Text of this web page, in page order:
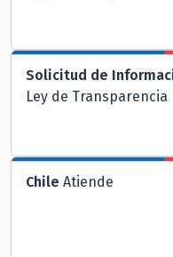
Solicitud de
Ley de Transparencia
Chile Atiende